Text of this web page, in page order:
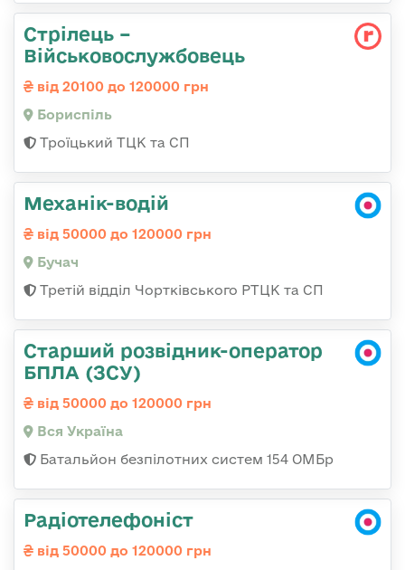
Стрілець –
Військовослужбовець
від 20100 до 120000 грн
Бориспіль
Троїцький ТЦК та СП
Механік-водій
від 50000 до 120000 грн
Бучач
Третій відділ Чортківського РТЦК та СП
Старший розвідник-оператор
БПЛА (ЗСУ)
від 50000 до 120000 грн
Вся Україна
Батальйон безпілотних систем 154 ОМБр
Радіотелефоніст
від 50000 до 120000 грн